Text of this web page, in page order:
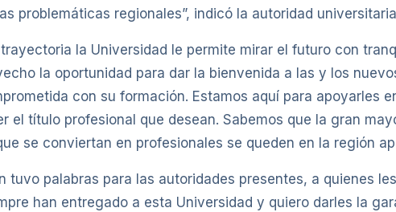
problemáticas regionales”, indicó la autoridad
la Universidad le permite mirar el futuro con
la oportunidad para dar la bienvenida a las y los
con su formación. Estamos aquí para apoyarles
el título profesional que desean. Sabemos que la gran
se conviertan en profesionales se queden en la región
tuvo palabras para las autoridades presentes, a quienes
han entregado a esta Universidad y quiero darles la